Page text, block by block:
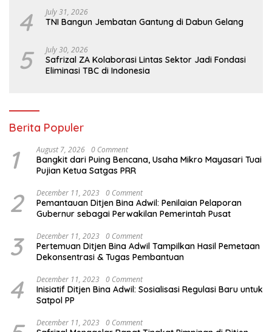
4 July 31, 2026
TNI Bangun Jembatan Gantung di Dabun Gelang
5 July 30, 2026
Safrizal ZA Kolaborasi Lintas Sektor Jadi Fondasi
Eliminasi TBC di Indonesia
Berita Populer
1 August 7, 2026 0 Comment
Bangkit dari Puing Bencana, Usaha Mikro Mayasari Tuai
Pujian Ketua Satgas PRR
2 December 11, 2023 0 Comment
Pemantauan Ditjen Bina Adwil: Penilaian Pelaporan
Gubernur sebagai Perwakilan Pemerintah Pusat
3 December 11, 2023 0 Comment
Pertemuan Ditjen Bina Adwil Tampilkan Hasil Pemetaan
Dekonsentrasi & Tugas Pembantuan
4 December 11, 2023 0 Comment
Inisiatif Ditjen Bina Adwil: Sosialisasi Regulasi Baru untuk
Satpol PP
December 11, 2023 0 Comment